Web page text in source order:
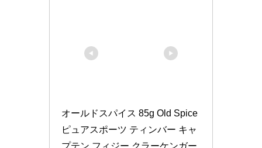
オールドスパイス 85g Old Spice
ピュアスポーツ ティンバー キャ